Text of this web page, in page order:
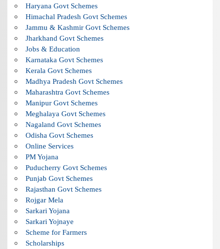
Haryana Govt Schemes
Himachal Pradesh Govt Schemes
Jammu & Kashmir Govt Schemes
Jharkhand Govt Schemes
Jobs & Education
Karnataka Govt Schemes
Kerala Govt Schemes
Madhya Pradesh Govt Schemes
Maharashtra Govt Schemes
Manipur Govt Schemes
Meghalaya Govt Schemes
Nagaland Govt Schemes
Odisha Govt Schemes
Online Services
PM Yojana
Puducherry Govt Schemes
Punjab Govt Schemes
Rajasthan Govt Schemes
Rojgar Mela
Sarkari Yojana
Sarkari Yojnaye
Scheme for Farmers
Scholarships